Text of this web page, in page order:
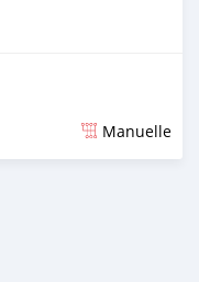
Manuelle